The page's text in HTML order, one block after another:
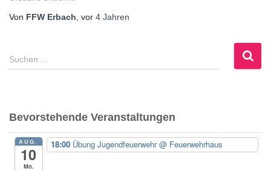
Von FFW Erbach , vor 4 Jahren
S
u
n
n
Suchen …
Bevorstehende Veranstaltungen
AUG.
10
Mo.
18:00 Übung Jugendfeuerwehr@ Feuerwehrhaus